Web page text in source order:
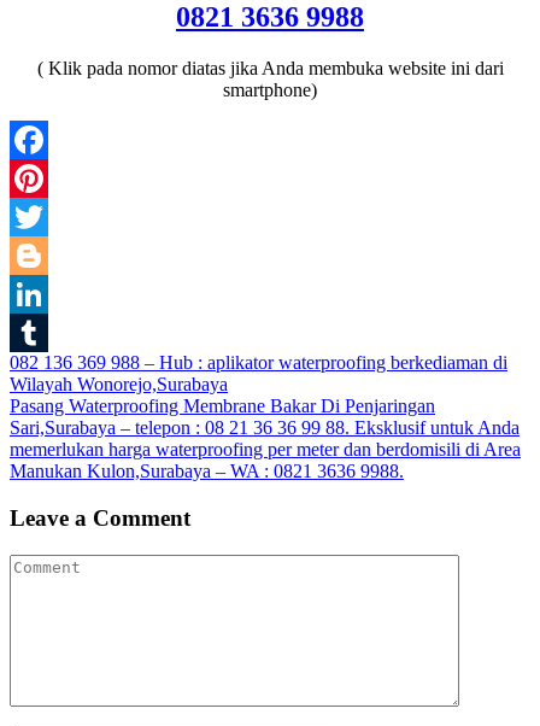
0821 3636 9988
( Klik pada nomor diatas jika Anda membuka website ini dari
smartphone)
Facebook
Pinterest
Twitter
Blogger
LinkedIn
Tumblr
Post
navigation
082 136 369 988 – Hub : aplikator waterproofing berkediaman di
Wilayah Wonorejo,Surabaya
Pasang Waterproofing Membrane Bakar Di Penjaringan
Sari,Surabaya – telepon : 08 21 36 36 99 88. Eksklusif untuk Anda
memerlukan harga waterproofing per meter dan berdomisili di Area
Manukan Kulon,Surabaya – WA : 0821 3636 9988.
Leave a Comment